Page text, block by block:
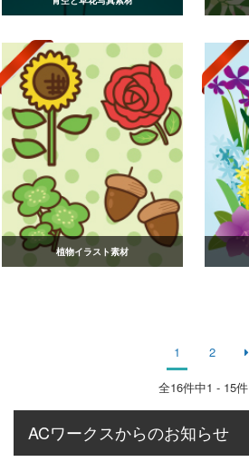
植物イラスト素材
1 2
全16件中1 - 15件
ACワークスからのお知らせ